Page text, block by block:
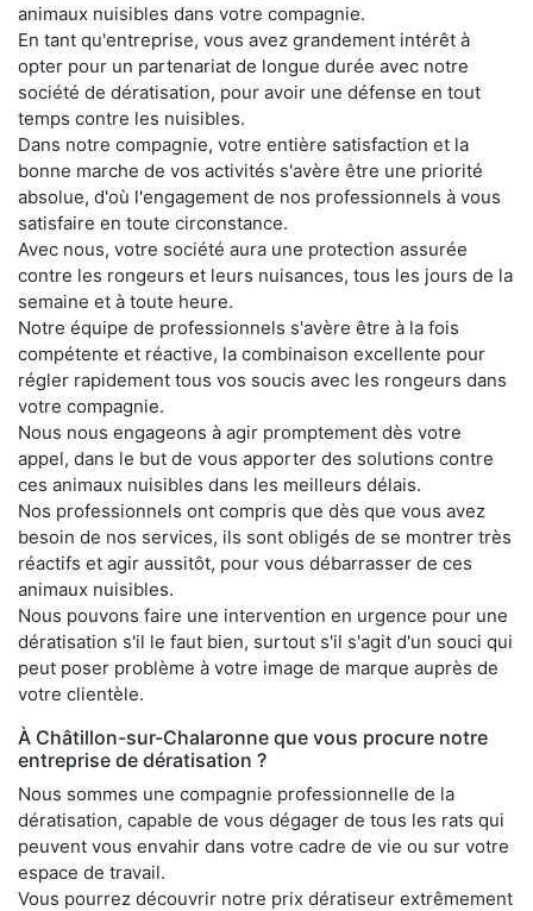
animaux nuisibles dans votre compagnie.
En tant qu'entreprise, vous avez grandement intérêt à
opter pour un partenariat de longue durée avec notre
société de dératisation, pour avoir une défense en tout
temps contre les nuisibles.
Dans notre compagnie, votre entière satisfaction et la
bonne marche de vos activités s'avère être une priorité
absolue, d'où l'engagement de nos professionnels à vous
satisfaire en toute circonstance.
Avec nous, votre société aura une protection assurée
contre les rongeurs et leurs nuisances, tous les jours de la
semaine et à toute heure.
Notre équipe de professionnels s'avère être à la fois
compétente et réactive, la combinaison excellente pour
régler rapidement tous vos soucis avec les rongeurs dans
votre compagnie.
Nous nous engageons à agir promptement dès votre
appel, dans le but de vous apporter des solutions contre
ces animaux nuisibles dans les meilleurs délais.
Nos professionnels ont compris que dès que vous avez
besoin de nos services, ils sont obligés de se montrer très
réactifs et agir aussitôt, pour vous débarrasser de ces
animaux nuisibles.
Nous pouvons faire une intervention en urgence pour une
dératisation s'il le faut bien, surtout s'il s'agit d'un souci qui
peut poser problème à votre image de marque auprès de
votre clientèle.
À Châtillon-sur-Chalaronne que vous procure notre
entreprise de dératisation ?
Nous sommes une compagnie professionnelle de la
dératisation, capable de vous dégager de tous les rats qui
peuvent vous envahir dans votre cadre de vie ou sur votre
espace de travail.
Vous pourrez découvrir notre prix dératiseur extrêmement